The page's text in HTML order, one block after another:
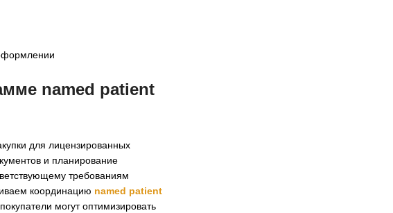
named patient
для лицензированных
и планирование
требованиям
координацию named patient
могут оптимизировать